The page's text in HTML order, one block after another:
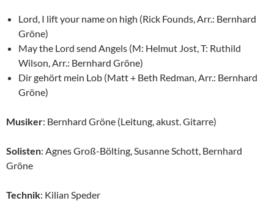
Lord, I lift your name on high (Rick Founds, Arr.: Bernhard
Gröne)
May the Lord send Angels (M: Helmut Jost, T: Ruthild
Wilson, Arr.: Bernhard Gröne)
Dir gehört mein Lob (Matt + Beth Redman, Arr.: Bernhard
Gröne)
Musiker: Bernhard Gröne (Leitung, akust. Gitarre)
Solisten: Agnes Groß-Bölting, Susanne Schott, Bernhard
Gröne
Technik: Kilian Speder